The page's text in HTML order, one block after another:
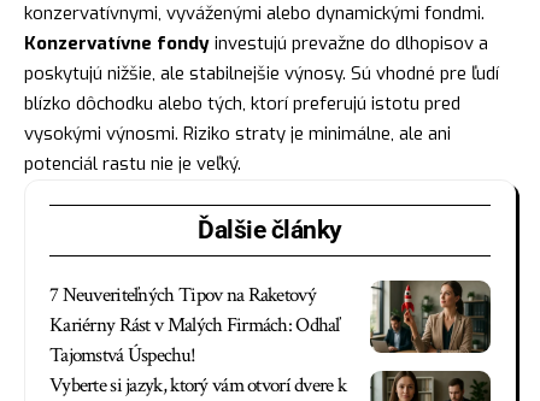
konzervatívnymi, vyváženými alebo dynamickými fondmi.
Konzervatívne fondy investujú prevažne do dlhopisov a
poskytujú nižšie, ale stabilnejšie výnosy. Sú vhodné pre ľudí
blízko dôchodku alebo tých, ktorí preferujú istotu pred
vysokými výnosmi. Riziko straty je minimálne, ale ani
potenciál rastu nie je veľký.
Ďalšie články
7 Neuveriteľných Tipov na Raketový
Kariérny Rást v Malých Firmách: Odhaľ
Tajomstvá Úspechu!
Vyberte si jazyk, ktorý vám otvorí dvere k